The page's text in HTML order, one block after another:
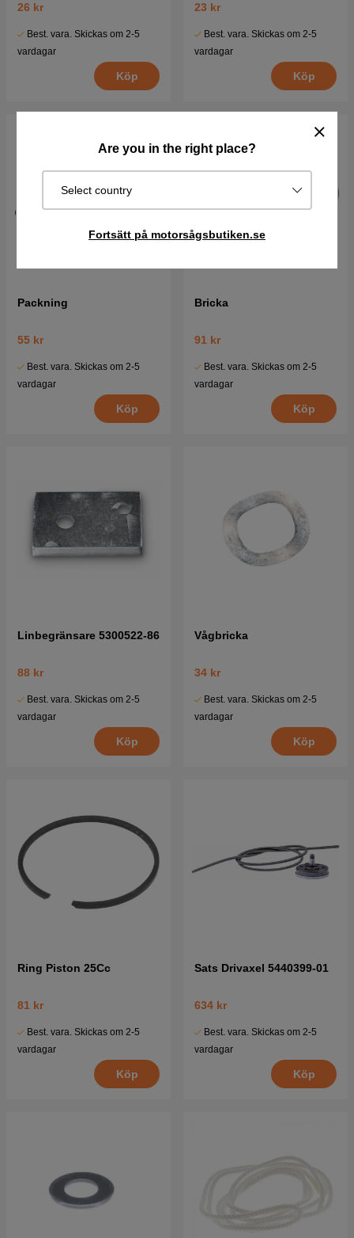
Are you in the right place?
Select country
Fortsätt på motorsågsbutiken.se
26 kr
Best. vara. Skickas om 2-5
vardagar
Köp
23 kr
Best. vara. Skickas om 2-5
vardagar
Köp
Packning
55 kr
Best. vara. Skickas om 2-5
vardagar
Köp
Bricka
91 kr
Best. vara. Skickas om 2-5
vardagar
Köp
Linbegränsare 5300522-86
88 kr
Best. vara. Skickas om 2-5
vardagar
Köp
Vågbricka
34 kr
Best. vara. Skickas om 2-5
vardagar
Köp
Ring Piston 25Cc
81 kr
Best. vara. Skickas om 2-5
vardagar
Köp
Sats Drivaxel 5440399-01
634 kr
Best. vara. Skickas om 2-5
vardagar
Köp